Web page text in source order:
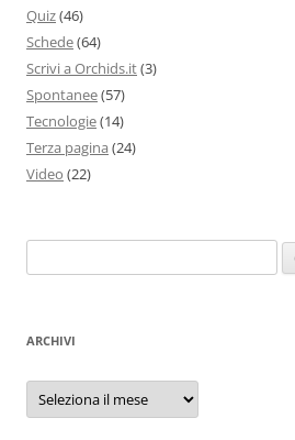
Quiz(46)
Schede(64)
Scrivi a Orchids.it(3)
Spontanee(57)
Tecnologie(14)
Terza pagina (24)
Video (22)
per:
ARCHIVI
Archivi